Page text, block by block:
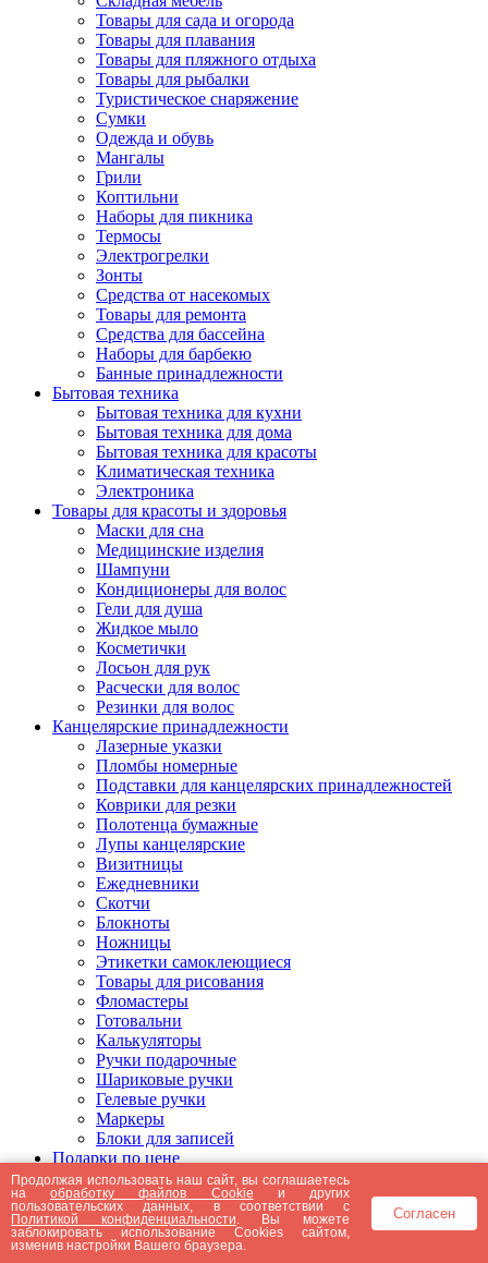
Товары для сада и огорода
Товары для плавания
Товары для пляжного отдыха
Товары для рыбалки
Туристическое снаряжение
Сумки
Одежда и обувь
Мангалы
Грили
Коптильни
Наборы для пикника
Термосы
Электрогрелки
Зонты
Средства от насекомых
Товары для ремонта
Средства для бассейна
Наборы для барбекю
Банные принадлежности
Бытовая техника
Бытовая техника для кухни
Бытовая техника для дома
Бытовая техника для красоты
Климатическая техника
Электроника
Товары для красоты и здоровья
Маски для сна
Медицинские изделия
Шампуни
Кондиционеры для волос
Гели для душа
Жидкое мыло
Косметички
Лосьон для рук
Расчески для волос
Резинки для волос
Канцелярские принадлежности
Лазерные указки
Пломбы номерные
Подставки для канцелярских принадлежностей
Коврики для резки
Полотенца бумажные
Лупы канцелярские
Визитницы
Ежедневники
Скотчи
Блокноты
Ножницы
Этикетки самоклеющиеся
Товары для рисования
Фломастеры
Готовальни
Калькуляторы
Ручки подарочные
Шариковые ручки
Гелевые ручки
Маркеры
Блоки для записей
Подарки по цене
Подарки от 5000 рублей
Подарки до 5000 рублей
Подарки до 3000 рублей
Подарки до 2000 рублей
Подарки до 1000 рублей
Продолжая использовать наш сайт, вы соглашаетесь
наобработку файлов Cookie и других
пользовательских данных, в соответствии с
Политикой конфиденциальности . Вы можете
заблокировать использование Cookies сайтом,
изменив настройки Вашего браузера.
Согласен